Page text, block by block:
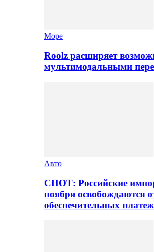
Море
Roolz расширяет
мультимодальными
Авто
СПОТ: Российские
ноября освобождаются
обеспечительных